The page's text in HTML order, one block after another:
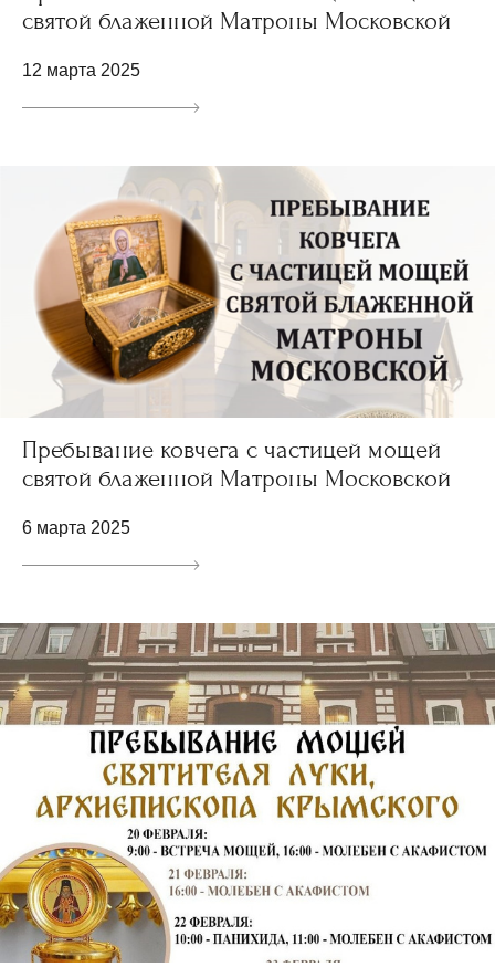
святой блаженной Матроны Московской
12 марта 2025
Пребывание ковчега с частицей мощей
святой блаженной Матроны Московской
6 марта 2025